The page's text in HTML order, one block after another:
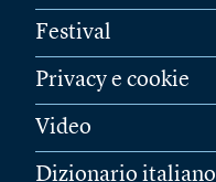
Festival
Privacy e cookie
Video
Dizionario italiano